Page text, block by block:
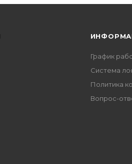
График
Система
Политика
Вопрос-